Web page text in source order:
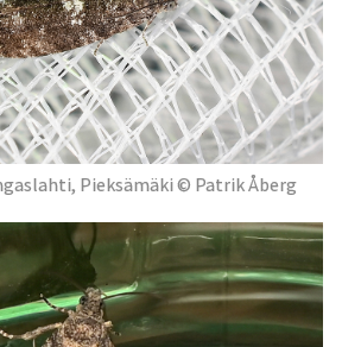
Pieksämäki © Patrik Åberg